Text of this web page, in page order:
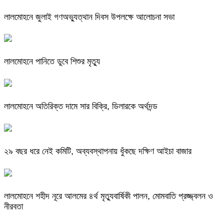
লালমোহনে জুলাই গণঅভ্যুত্থান দিবস উপলক্ষে আলোচনা সভা
লালমোহনে পানিতে ডুবে শিশুর মৃত্যু
লালমোহনে অতিরিক্ত দামে সার বিক্রি, ডিলারকে অর্থদন্ড
২৯ বছর ধরে নেই কমিটি, অব্যবস্থাপনায় ধুঁকছে দক্ষিণ আইচা বাজার
লালমোহনে শহীদ নূরে আলমের ৪র্থ মৃত্যুবার্ষিকী পালন, মোমবাতি প্রজ্জ্বলন ও
নীরবতা